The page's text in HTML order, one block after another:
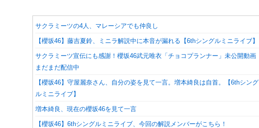
サクラミーツの4人、マレーシアでも仲良し
【櫻坂46】藤吉夏鈴、ミニラ解説中に本音が漏れる【6thシングルミニライブ】
サクラミーツ宣伝にも感謝！櫻坂46武元唯衣「チョコプランナー」未公開動画
まだまだ配信中
【櫻坂46】守屋麗奈さん、自分の姿を見て一言。増本綺良は自首。【6thシング
ルミニライブ】
増本綺良、現在の櫻坂46を見て一言
【櫻坂46】6thシングルミニライブ、今回の解説メンバーがこちら！